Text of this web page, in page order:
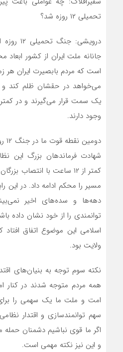
تحمیلی ۱۲ روزه شد؟
درویشی:
جانانه ملت ایران از کشور ابعاد
است که مردم بابصیرت ایران
می‌خواهد در حقشان ظلم کند و
یک سمت قرار می‌گیرند و در کمتر
وجود دارند.
شهادت فرماندهان بزرگ این
کمتر از ۱۲ ساعت با انتصاب
مسیر را محکم ادامه داد. در این
دهه‌ها و سده‌های اخیر
توانمندی را از خود نشان داده
اسلامی این موضوع اتفاق
ولایت بود.
نکته سوم توجه به بنیان‌های
همه مردم متوجه شدند در کنار
امت و ملت ما یک سهمی را
سهم توانمندسازی و اقتدار
اگر ما قوی نباشیم دشمنان حمله
و این نیز نکته مهمی است.